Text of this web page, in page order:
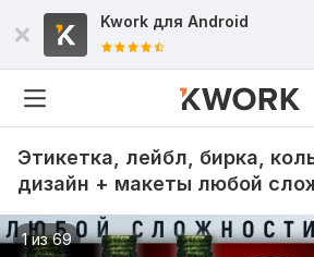
Kwork для Android
Этикетка, лейбл, бирка,
дизайн + макеты любой
1 из 69